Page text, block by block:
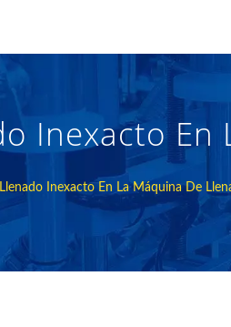
Inexacto
De
|
Inexacto En La Máquina De